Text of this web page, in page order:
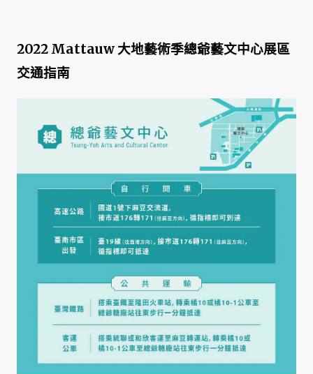
2022 Mattauw 大地藝術季總爺藝文中心展區
交通指南